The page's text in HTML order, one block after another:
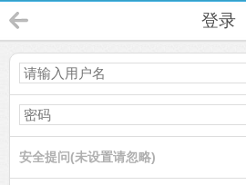
登录
安全提问(未设置请忽略)